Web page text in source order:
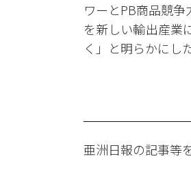
ワーとPB商品競
を新しい輸出産業
く」と明らかにした
亜洲日報の記事等